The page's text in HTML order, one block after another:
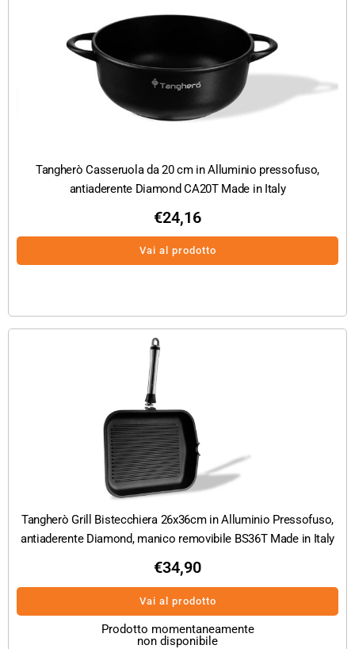
Tangherò Casseruola da 20 cm in Alluminio pressofuso,
antiaderente Diamond CA20T Made in Italy
€24,16
Vai al prodotto
Tangherò Grill Bistecchiera 26x36cm in Alluminio Pressofuso,
antiaderente Diamond, manico removibile BS36T Made in Italy
€34,90
Vai al prodotto
Prodotto momentaneamente
non disponibile